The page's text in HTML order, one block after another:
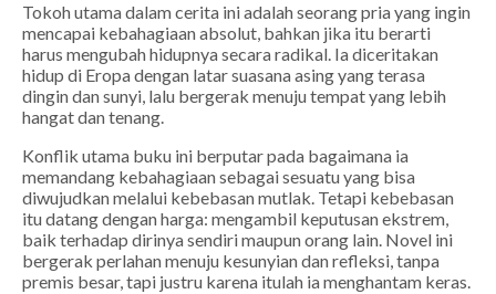
Tokoh utama dalam cerita ini adalah seorang pria yang ingin
mencapai kebahagiaan absolut, bahkan jika itu berarti
harus mengubah hidupnya secara radikal. Ia diceritakan
hidup di Eropa dengan latar suasana asing yang terasa
dingin dan sunyi, lalu bergerak menuju tempat yang lebih
hangat dan tenang.
Konflik utama buku ini berputar pada bagaimana ia
memandang kebahagiaan sebagai sesuatu yang bisa
diwujudkan melalui kebebasan mutlak. Tetapi kebebasan
itu datang dengan harga: mengambil keputusan ekstrem,
baik terhadap dirinya sendiri maupun orang lain. Novel ini
bergerak perlahan menuju kesunyian dan refleksi, tanpa
premis besar, tapi justru karena itulah ia menghantam keras.